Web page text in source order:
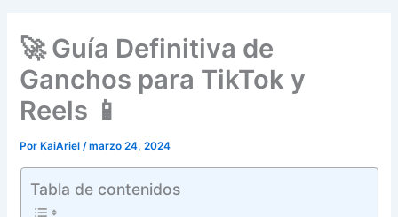
🚀 Guía Definitiva de
Ganchos para TikTok y
Reels 📱
Por KaiAriel/marzo 24, 2024
Tabla de contenidos